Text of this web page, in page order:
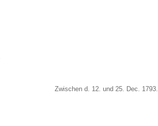
Zwischen d. 12. und 25. Dec. 1793.